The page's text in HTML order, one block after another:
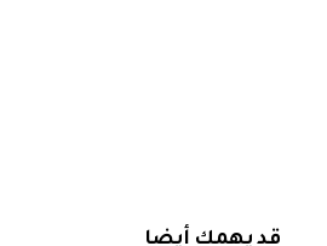
قد يهمك أيضا